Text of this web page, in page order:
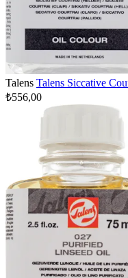
Talens Talens Siccative
₺556,00